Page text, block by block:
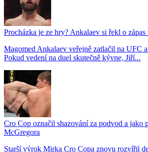
Procházka je ze hry? Ankalaev si řekl o zápas
Magomed Ankalaev veřejně zatlačil na UFC
Pokud vedení na duel skutečně kývne, Jiří...
Cro Cop označil shazování za podvod a jako
McGregora
Starší výrok Mirka Cro Copa znovu rozvířil